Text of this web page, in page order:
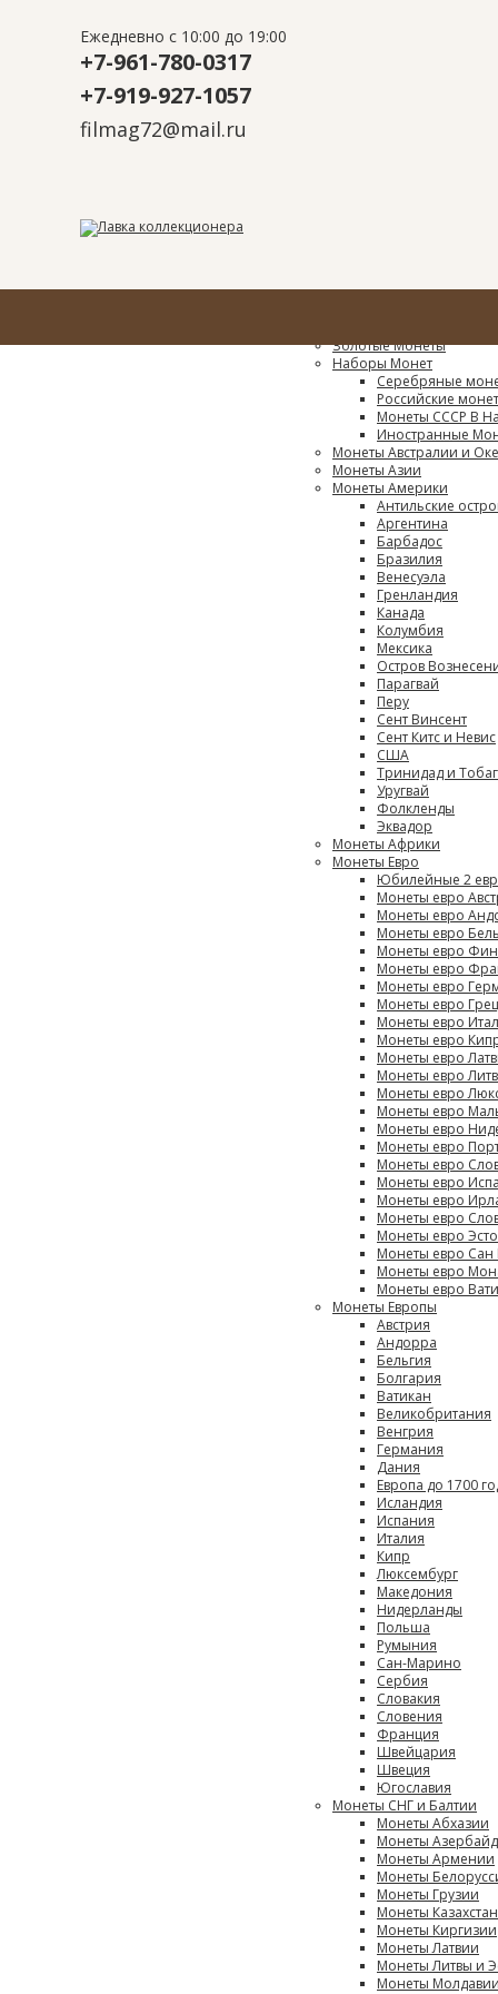
Ежедневно с 10:00 до 19:00
+7-961-780-0317
+7-919-927-1057
filmag72@mail.ru
Золотые Монеты
Наборы Монет
Серебряные
Российские
Монеты СССР В
Иностранные
Монеты Австралии и
Монеты Азии
Монеты Америки
Антильские
Аргентина
Барбадос
Бразилия
Венесуэла
Гренландия
Канада
Колумбия
Мексика
Остров
Парагвай
Перу
Сент Винсент
Сент Китс и Невис
США
Тринидад и
Уругвай
Фолкленды
Эквадор
Монеты Африки
Монеты Евро
Юбилейные 2
Монеты евро
Монеты евро
Монеты евро
Монеты евро
Монеты евро
Монеты евро
Монеты евро
Монеты евро
Монеты евро
Монеты евро
Монеты евро
Монеты евро
Монеты евро
Монеты евро
Монеты евро
Монеты евро
Монеты евро
Монеты евро
Монеты евро
Монеты евро
Монеты евро
Монеты евро
Монеты евро
Монеты Европы
Австрия
Андорра
Бельгия
Болгария
Ватикан
Великобритания
Венгрия
Германия
Дания
Европа до 1700
Исландия
Испания
Италия
Кипр
Люксембург
Македония
Нидерланды
Польша
Румыния
Сан-Марино
Сербия
Словакия
Словения
Франция
Швейцария
Швеция
Югославия
Монеты СНГ и Балтии
Монеты Абхазии
Монеты
Монеты Армении
Монеты
Монеты Грузии
Монеты
Монеты Киргизии
Монеты Латвии
Монеты Литвы и
Монеты Молдавии